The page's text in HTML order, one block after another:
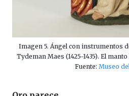
Imagen 5. Ángel con instrumentos
Tydeman Maes (1425-1435). El
Fuente: Museo